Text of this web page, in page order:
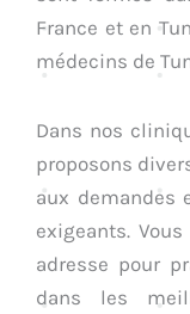
France et en
médecins de
Dans nos
proposons
aux demandes
exigeants.
adresse pour
dans les